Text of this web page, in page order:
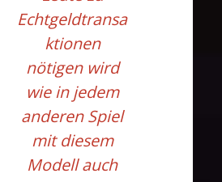
Echtgeldtransa
ktionen
nötigen wird
wie in jedem
anderen Spiel
mit diesem
Modell auch